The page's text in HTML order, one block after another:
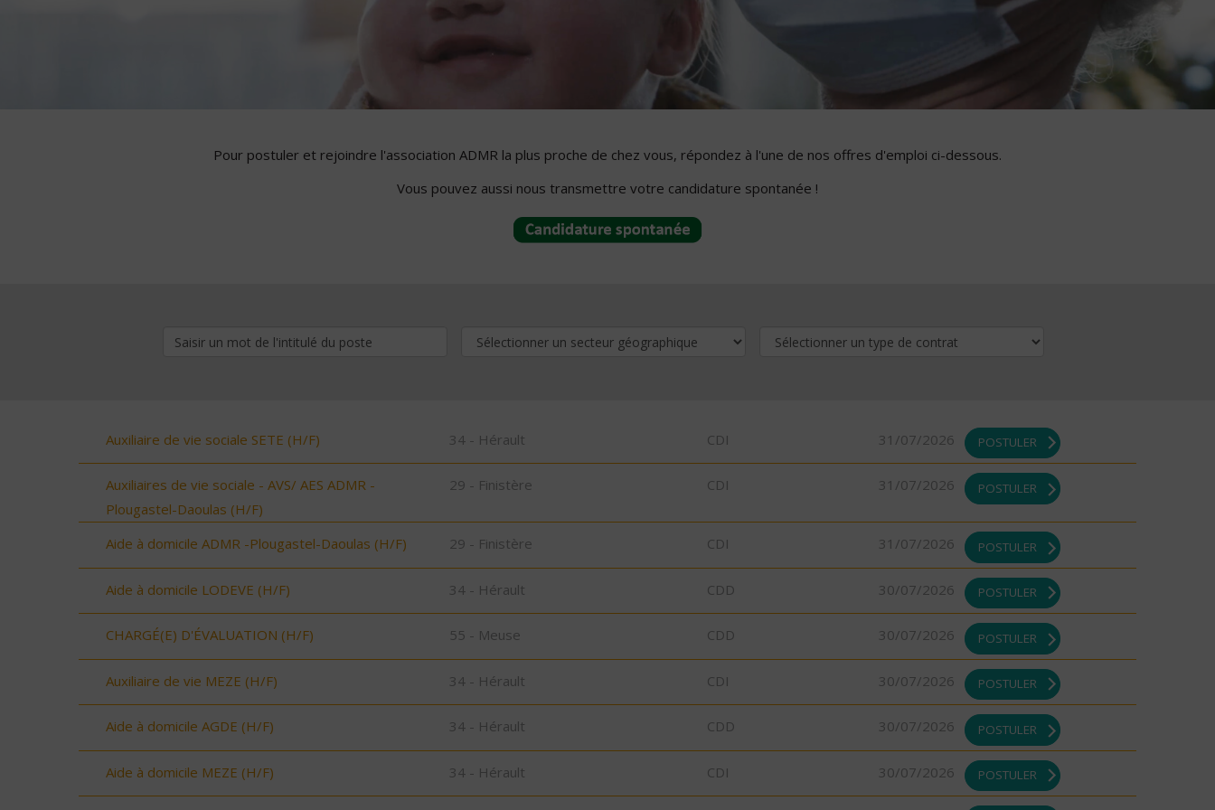
Pour postuler et rejoindre l'association ADMR la plus proche de chez vous, répondez à l'une de nos offres d'emploi ci-dessous.
Vous pouvez aussi nous transmettre votre candidature spontanée !
Auxiliaire de vie sociale SETE (H/F) 34 - Hérault CDI 31/07/2026 POSTULER
Auxiliaires de vie sociale - AVS/ AES ADMR -
Plougastel-Daoulas (H/F)
29 - Finistère CDI 31/07/2026 POSTULER
Aide à domicile ADMR -Plougastel-Daoulas (H/F) 29 - Finistère CDI 31/07/2026 POSTULER
Aide à domicile LODEVE (H/F) 34 - Hérault CDD 30/07/2026 POSTULER
CHARGÉ(E) D'ÉVALUATION (H/F) 55 - Meuse CDD 30/07/2026 POSTULER
Auxiliaire de vie MEZE (H/F) 34 - Hérault CDI 30/07/2026 POSTULER
Aide à domicile AGDE (H/F) 34 - Hérault CDD 30/07/2026 POSTULER
Aide à domicile MEZE (H/F) 34 - Hérault CDI 30/07/2026 POSTULER